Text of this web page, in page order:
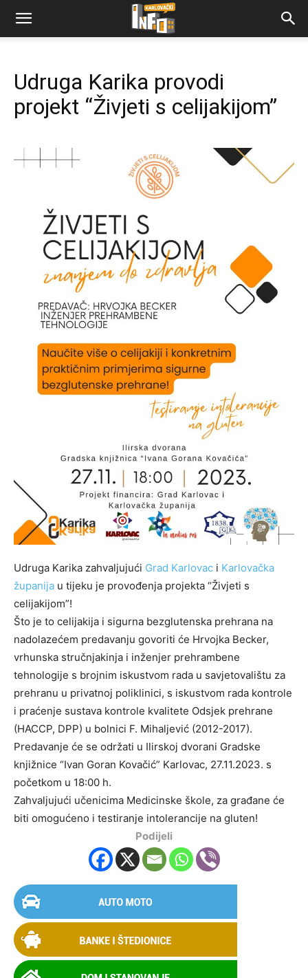
Udruga Karika provodi
projekt “Živjeti s celijakijom”
Udruga Karika zahvaljujući Grad Karlovac i Karlovačka
županija u tijeku je provođenja projekta “Živjeti s
celijakijom”!
Što je to celijakija i sigurna bezglutenska prehrana na
nadolazećem predavanju govoriti će Hrvojka Becker,
vrhunska stručnjakinja i inženjer prehrambene
tehnologije s brojnim iskustvom rada u savjetovalištu za
prehranu u privatnoj poliklinici, s iskustvom rada kontrole
i praćenje sustava kontrole kvalitete Odsjek prehrane
(HACCP, DPP) u bolnici F. Mihaljević (2012-2017).
Predavanje će se održati u Ilirskoj dvorani Gradske
knjižnice “Ivan Goran Kovačić” Karlovac, 27.11.2023. s
početkom u 18:00 h.
Zahvaljujući učenicima Medicinske škole, za građane će
biti omogućeno i testiranje intolerancije na gluten!
Podijeli